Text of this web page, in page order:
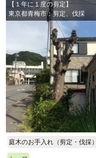
【１年に１度の剪定】
東京都青梅市：剪定、伐採
庭木のお手入れ（剪定・伐採）